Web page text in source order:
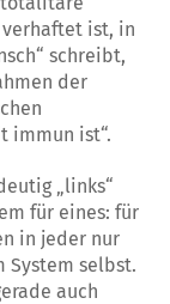
verhaftet ist, in
schreibt,
der
immun ist“.
„links“
für eines: für
in jeder nur
System selbst.
auch